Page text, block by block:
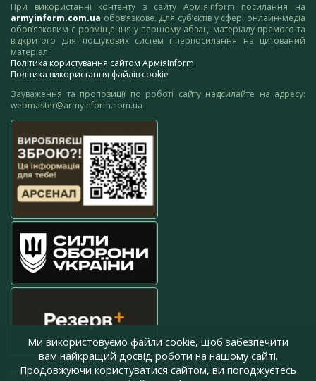
При використанні контенту з сайту АрміяInform посилання на
armyinform.com.ua обов’язкове. Для суб’єктів у сфері онлайн-медіа
обов’язковим є розміщення у першому абзаці матеріалу прямого та
відкритого для пошукових систем гіперпосилання на цитований
матеріал.
Політика користування сайтом АрміяInform
Політика використання файлів cookie
Зауваження та пропозиції по роботі сайту надсилайте на адресу:
webmaster@armyinform.com.ua
press@armyinform.com.ua
Ми використовуємо файли cookie, щоб забезпечити
вам найкращий досвід роботи на нашому сайті.
Продовжуючи користуватися сайтом, ви погоджуєтесь